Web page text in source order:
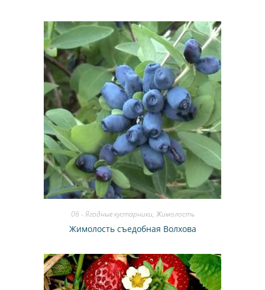
06 - Ягодные кустарники, Жимолость
Жимолость съедобная Волхова